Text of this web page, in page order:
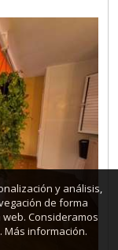
y análisis,
de forma
Consideramos
Más información.